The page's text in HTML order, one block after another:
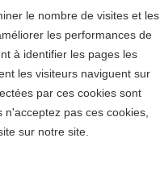
le nombre de visites et les
les performances de
à identifier les pages les
les visiteurs naviguent sur
par ces cookies sont
pas ces cookies,
sur notre site.